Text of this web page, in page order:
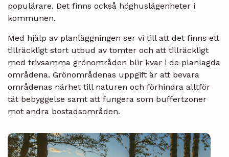
populärare. Det finns också höghuslägenheter i
kommunen.
Med hjälp av planläggningen ser vi till att det finns ett
tillräckligt stort utbud av tomter och att tillräckligt
med trivsamma grönområden blir kvar i de planlagda
områdena. Grönområdenas uppgift är att bevara
områdenas närhet till naturen och förhindra alltför
tät bebyggelse samt att fungera som buffertzoner
mot andra bostadsområden.